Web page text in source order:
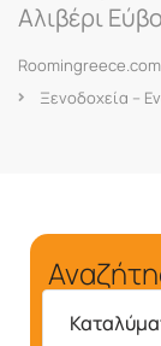
Αλιβέρι
Roomingreece.com
Ξενοδοχεία –